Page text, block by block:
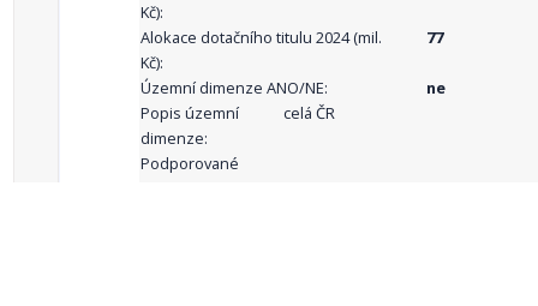
Kč):
Alokace dotačního titulu 2024 (mil.
Kč):
77
Územní dimenze ANO/NE:
ne
Popis územní
dimenze:
celá ČR
Podporované